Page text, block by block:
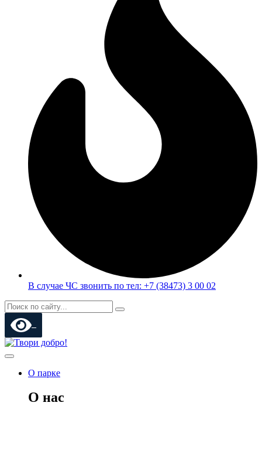
В случае ЧС звонить по тел: +7 (38473) 3 00 02
О парке
О нас